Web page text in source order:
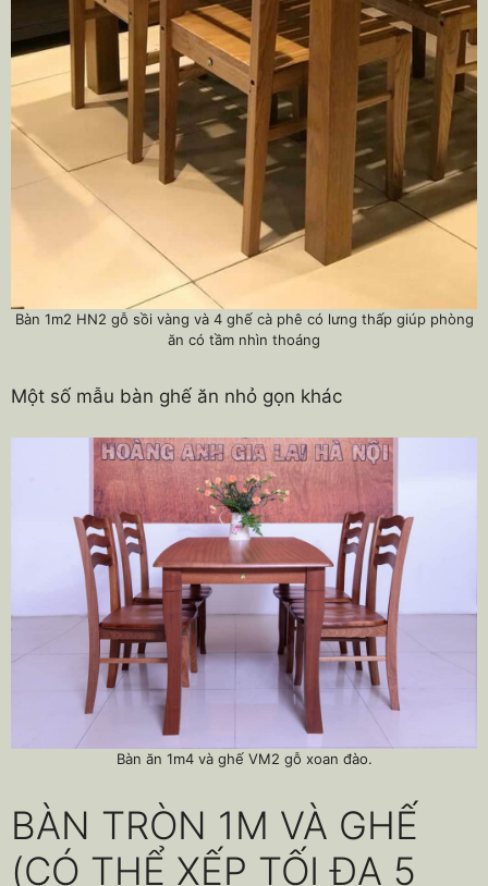
Bàn 1m2 HN2 gỗ sồi vàng và 4 ghế cà phê có lưng thấp giúp phòng
ăn có tầm nhìn thoáng
Một số mẫu bàn ghế ăn nhỏ gọn khác
Bàn ăn 1m4 và ghế VM2 gỗ xoan đào.
BÀN TRÒN 1M VÀ GHẾ
(CÓ THỂ XẾP TỐI ĐA 5